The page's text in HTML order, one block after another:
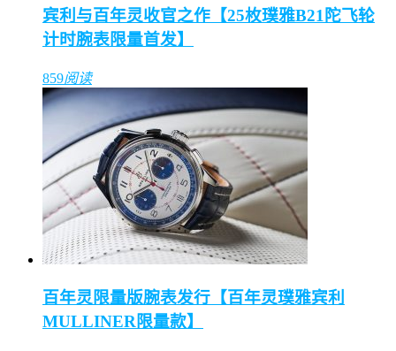
宾利与百年灵收官之作【25枚璞雅B21陀飞轮
计时腕表限量首发】
859阅读
百年灵限量版腕表发行【百年灵璞雅宾利
MULLINER限量款】